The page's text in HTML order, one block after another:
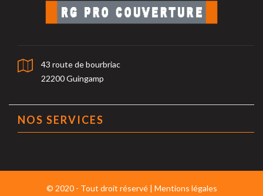
43 route de bourbriac
22200 Guingamp
NOS SERVICES
© 2020 - Tout droit réservé | Mentions légales